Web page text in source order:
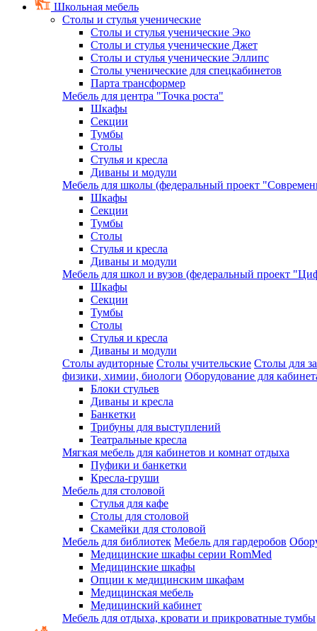
Школьная мебель
Столы и стулья ученические
Столы и стулья ученические Эко
Столы и стулья ученические Джет
Столы и стулья ученические Эллипс
Столы ученические для спецкабинетов
Парта трансформер
Мебель для центра "Точка роста"
Шкафы
Секции
Тумбы
Столы
Стулья и кресла
Диваны и модули
Мебель для школы (федеральный проект
Шкафы
Секции
Тумбы
Столы
Стулья и кресла
Диваны и модули
Мебель для школ и вузов (федеральный проект
Шкафы
Секции
Тумбы
Столы
Стулья и кресла
Диваны и модули
Столы аудиторные Столы учительские Столы для
физики, химии, биологи Оборудование для
Блоки стульев
Диваны и кресла
Банкетки
Трибуны для выступлений
Театральные кресла
Мягкая мебель для кабинетов и комнат отдыха
Пуфики и банкетки
Кресла-груши
Мебель для столовой
Cтулья для кафе
Cтолы для столовой
Скамейки для столовой
Мебель для библиотек Мебель для гардеробов
Медицинские шкафы серии RomMed
Медицинские шкафы
Опции к медицинским шкафам
Медицинская мебель
Медицинский кабинет
Мебель для отдыха, кровати и прикроватные тумбы